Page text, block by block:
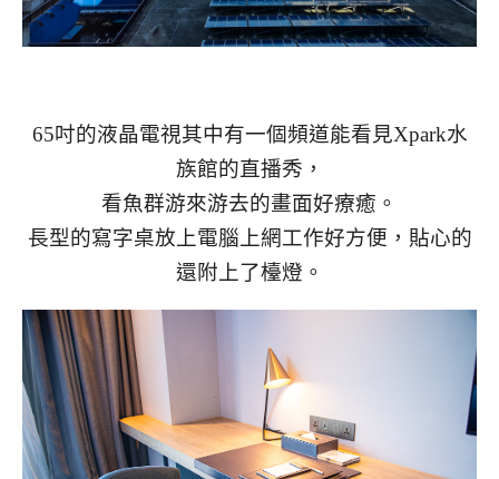
65吋的液晶電視其中有一個頻道能看見Xpark水
族館的直播秀，
看魚群游來游去的畫面好療癒。
長型的寫字桌放上電腦上網工作好方便，貼心的
還附上了檯燈。